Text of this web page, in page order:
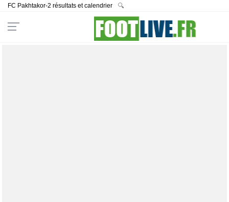
FC Pakhtakor-2 résultats et calendrier 🔍